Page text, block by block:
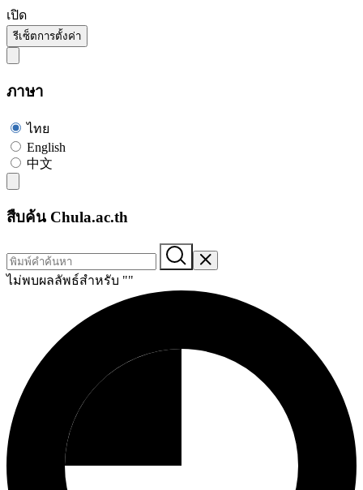
เปิด
รีเซ็ตการตั้งค่า
ภาษา
ไทย
English
中文
สืบค้น Chula.ac.th
ไม่พบผลลัพธ์สำหรับ ""